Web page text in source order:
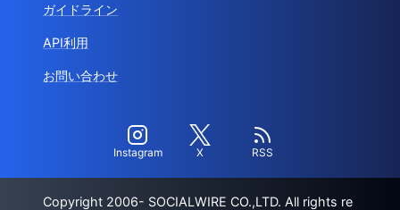
ガイドライン
API利用
お問い合わせ
Instagram X RSS
Copyright 2006- SOCIALWIRE CO.,LTD. All rights re